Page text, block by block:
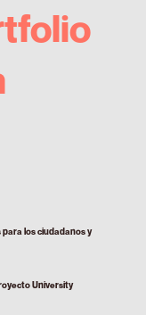
los ciudadanos y
University